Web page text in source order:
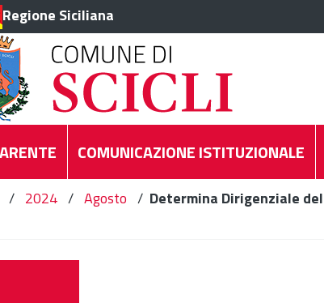
Regione Siciliana
COMUNICAZIONE ISTITUZIONALE
/ 2024 / Agosto / Determina Dirigenziale